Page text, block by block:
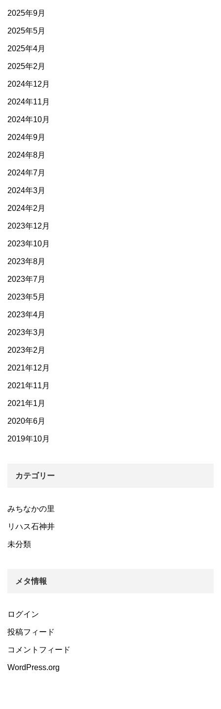
2025年9月
2025年5月
2025年4月
2025年2月
2024年12月
2024年11月
2024年10月
2024年9月
2024年8月
2024年7月
2024年3月
2024年2月
2023年12月
2023年10月
2023年8月
2023年7月
2023年5月
2023年4月
2023年3月
2023年2月
2021年12月
2021年11月
2021年1月
2020年6月
2019年10月
カテゴリー
みちなかの里
リハス石神井
未分類
メタ情報
ログイン
投稿フィード
コメントフィード
WordPress.org